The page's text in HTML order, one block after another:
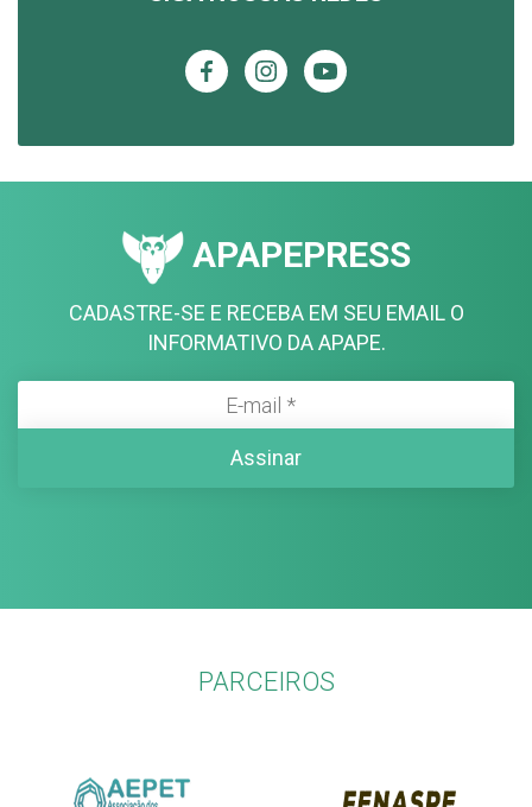
APAPEPRESS
CADASTRE-SE E RECEBA EM SEU EMAIL O
INFORMATIVO DA APAPE.
PARCEIROS